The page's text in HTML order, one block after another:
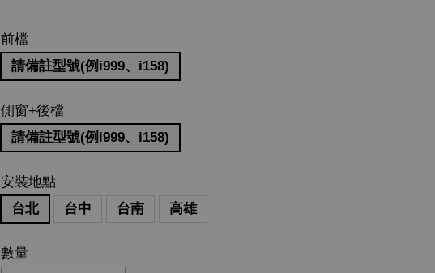
前檔
請備註型號(例i999、i158)
側窗+後檔
請備註型號(例i999、i158)
安裝地點
台北
台中 台南 高雄
數量